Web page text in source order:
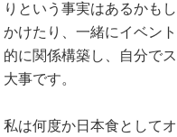
りという事実はあるかも
かけたり、一緒にイベン
的に関係構築し、自分で
大事です。
私は何度か日本食として